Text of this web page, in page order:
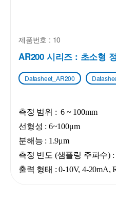
제품번호 : 10
AR200 시리즈 : 초소형
Datasheet_AR200
측정 범위 : 6 ~ 100mm
선형성 : 6~100μm
분해능 : 1.9μm
측정 빈도 (샘플링 주파수) :
출력 형태 : 0-10V, 4-20mA,